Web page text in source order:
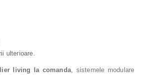
ulterioare.
living la comanda, sistemele modulare